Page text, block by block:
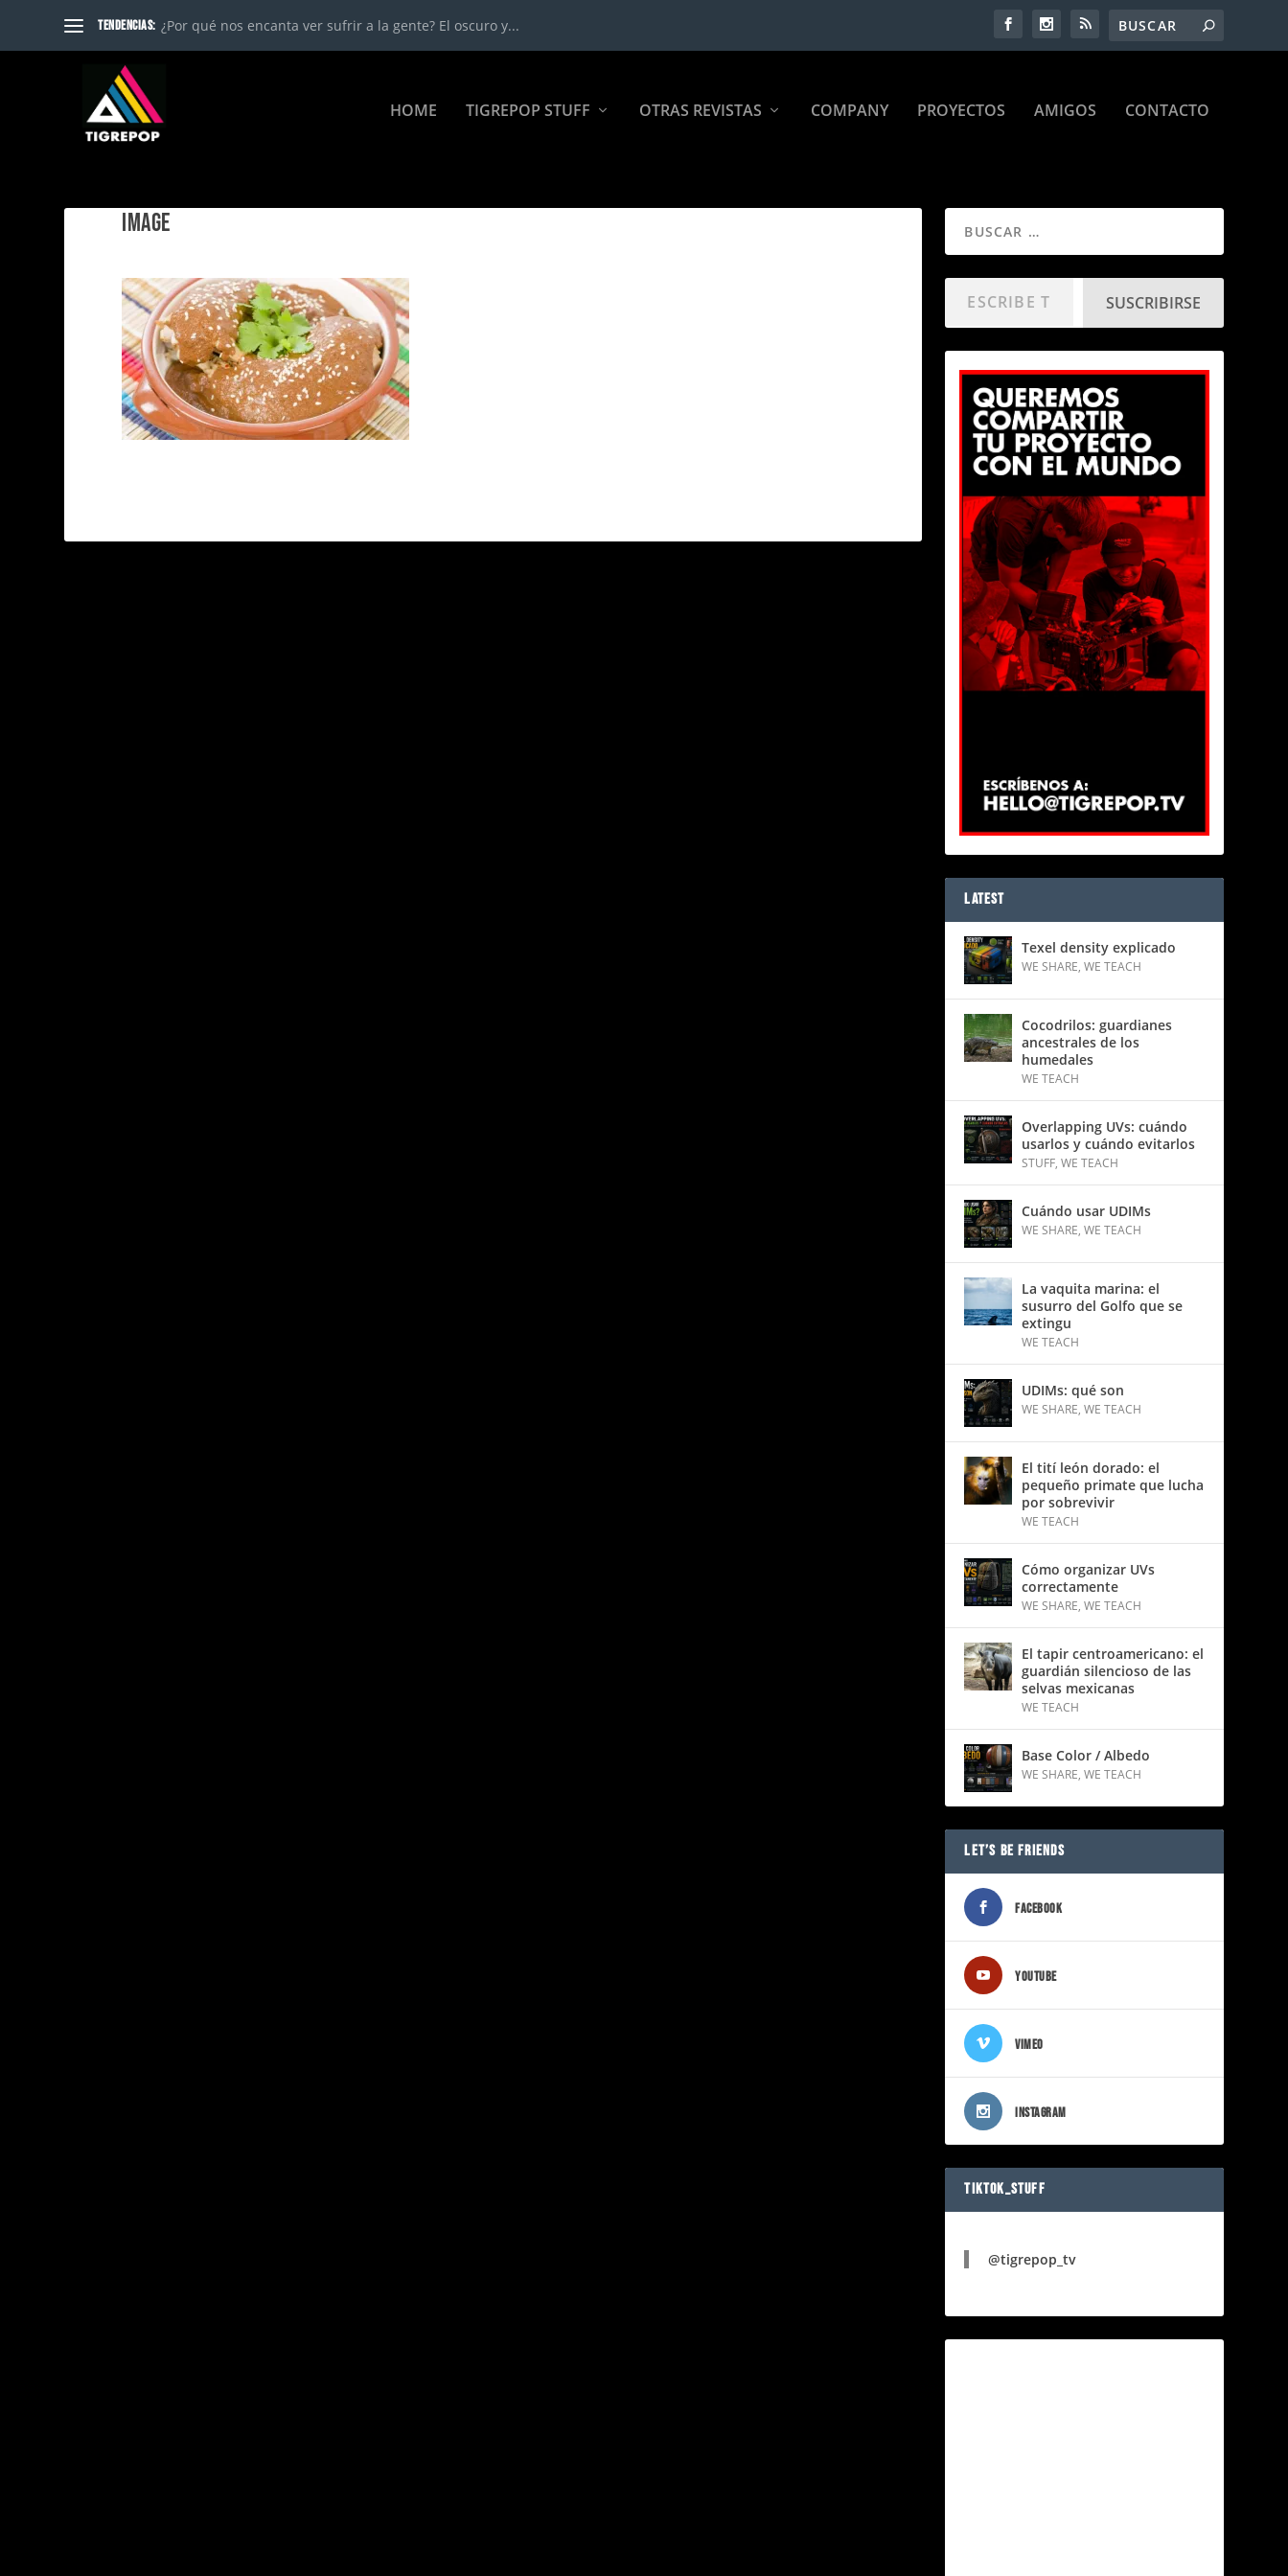
TENDENCIAS: ¿Por qué nos encanta ver sufrir a la gente? El oscuro y...
HOME TIGREPOP STUFF OTRAS REVISTAS COMPANY PROYECTOS AMIGOS CONTACTO
IMAGE
SUSCRIBIRSE
LATEST
Texel density explicado
WE SHARE,WE TEACH
Cocodrilos: guardianes
ancestrales de los
humedales
WE TEACH
Overlapping UVs: cuándo
usarlos y cuándo evitarlos
STUFF,WE TEACH
Cuándo usar UDIMs
WE SHARE,WE TEACH
La vaquita marina: el
susurro del Golfo que se
extingu
WE TEACH
UDIMs: qué son
WE SHARE,WE TEACH
El tití león dorado: el
pequeño primate que lucha
por sobrevivir
WE TEACH
Cómo organizar UVs
correctamente
WE SHARE,WE TEACH
El tapir centroamericano: el
guardián silencioso de las
selvas mexicanas
WE TEACH
Base Color / Albedo
WE SHARE,WE TEACH
LET’S BE FRIENDS
FACEBOOK
YOUTUBE
VIMEO
INSTAGRAM
TIKTOK_STUFF
@tigrepop_tv